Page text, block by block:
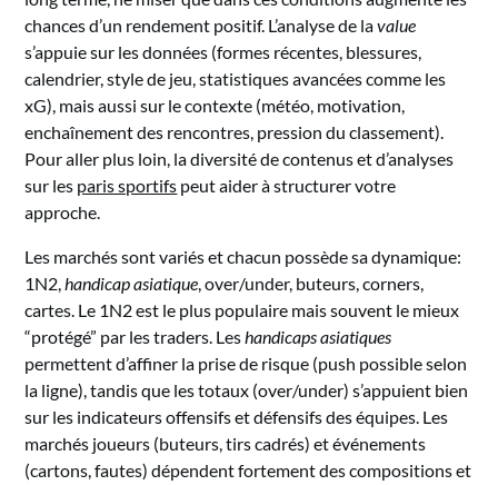
chances d’un rendement positif. L’analyse de lavalue
s’appuie sur les données (formes récentes, blessures,
calendrier, style de jeu, statistiques avancées comme les
xG), mais aussi sur le contexte (météo, motivation,
enchaînement des rencontres, pression du classement).
Pour aller plus loin, la diversité de contenus et d’analyses
sur les paris sportifs peut aider à structurer votre
approche.
Les marchés sont variés et chacun possède sa dynamique:
1N2,handicap asiatique, over/under, buteurs, corners,
cartes. Le 1N2 est le plus populaire mais souvent le mieux
“protégé” par les traders. Leshandicaps asiatiques
permettent d’affiner la prise de risque (push possible selon
la ligne), tandis que les totaux (over/under) s’appuient bien
sur les indicateurs offensifs et défensifs des équipes. Les
marchés joueurs (buteurs, tirs cadrés) et événements
(cartons, fautes) dépendent fortement des compositions et